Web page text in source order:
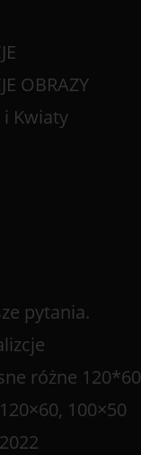
OBRAZY
i Kwiaty
pytania.
różne 120*60
100×50